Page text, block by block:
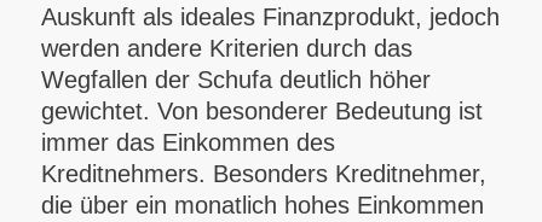
Auskunft als ideales Finanzprodukt, jedoch
werden andere Kriterien durch das
Wegfallen der Schufa deutlich höher
gewichtet. Von besonderer Bedeutung ist
immer das Einkommen des
Kreditnehmers. Besonders Kreditnehmer,
die über ein monatlich hohes Einkommen